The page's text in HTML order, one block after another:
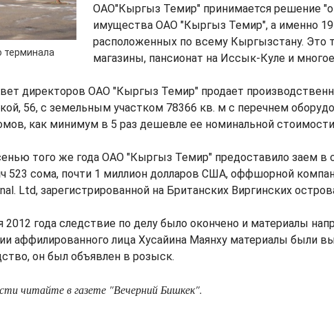
терминала
ОАО"Кыргыз Темир" принимается решение "о
имущества ОАО "Кыргыз Темир", а именно
расположенных по всему Кыргызстану. Это
магазины, пансионат на Иссык-Куле и
директоров ОАО "Кыргыз Темир" продает
56, с земельным участком 78366 кв. м с перечнем
как минимум в 5 раз дешевле ее номинальной
того же года ОАО "Кыргыз Темир" предоставило заем в
523 сома, почти 1 миллион долларов США, оффшорной
Ltd, зарегистрированной на Британских Виргинских
2012 года следствие по делу было окончено и материалы
аффилированного лица Хусайина Маянху материалы были
он был объявлен в розыск.
читайте в газете "Вечерний Бишкек".